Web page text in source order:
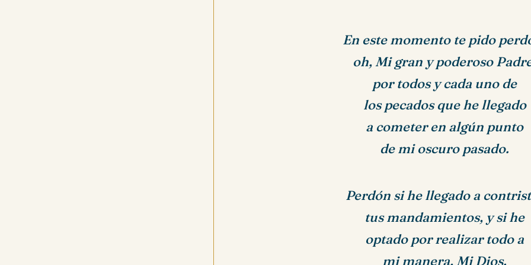
En este momento te pido
oh, Mi gran y poderoso
por todos y cada uno de
los pecados que he llegado
a cometer en algún punto
de mi oscuro pasado.
Perdón si he llegado a
tus mandamientos, y si he
optado por realizar todo a
mi manera, Mi Dios.